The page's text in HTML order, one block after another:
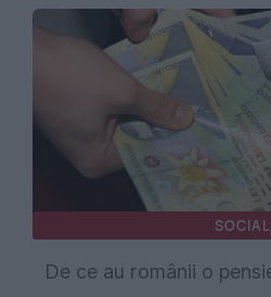
SOCIAL
De ce au românii o